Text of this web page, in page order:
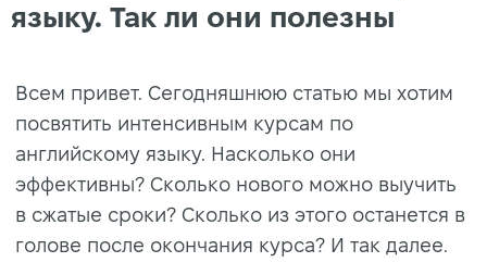
языку. Так ли они полезны
Всем привет. Сегодняшнюю статью мы хотим
посвятить интенсивным курсам по
английскому языку. Насколько они
эффективны? Сколько нового можно выучить
в сжатые сроки? Сколько из этого останется в
голове после окончания курса? И так далее.